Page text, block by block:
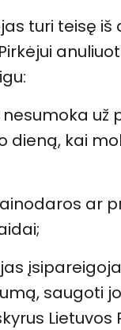
turi teisę iš
nesumoka už
dieną, kai
ar
saugoti
Lietuvos